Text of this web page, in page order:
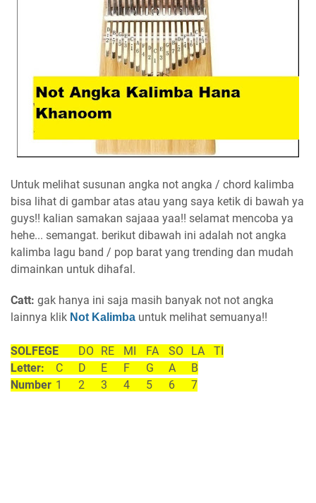
Untuk melihat susunan angka not angka / chord kalimba
bisa lihat di gambar atas atau yang saya ketik di bawah ya
guys!! kalian samakan sajaaa yaa!! selamat mencoba ya
hehe... semangat. berikut dibawah ini adalah not angka
kalimba lagu band / pop barat yang trending dan mudah
dimainkan untuk dihafal.
Catt: gak hanya ini saja masih banyak not not angka
lainnya klik Not Kalimba untuk melihat semuanya!!
SOLFEGE DO RE MI FA SO LA
TI
Letter:
C D E F G A
B
Number 1 2 3 4 5 6 7